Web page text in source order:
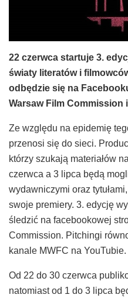
22 czerwca startuje 3.
światy literatów i
odbędzie się na
Warsaw Film Commission
Ze względu na epidemię
przenosi się do sieci.
którzy szukają materiałów
czerwca a 3 lipca będą
wydawniczymi oraz
swoje premiery. 3. edycję
śledzić na facebookowej
Commission. Pitchingi
kanale MWFC na YouTubie.
Od 22 do 30 czerwca
natomiast od 1 do 3 lipca